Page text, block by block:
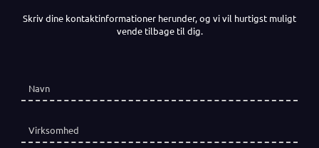
Skriv dine kontaktinformationer herunder, og vi vil hurtigst muligt
vende tilbage til dig.
Navn
Virksomhed